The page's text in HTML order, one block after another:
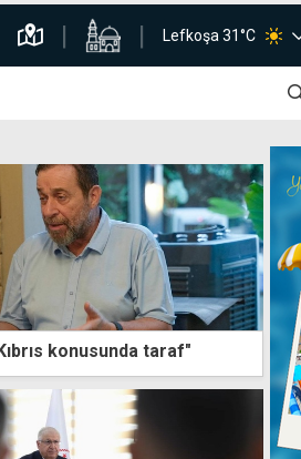
Lefkoşa 31°C
konusunda taraf"